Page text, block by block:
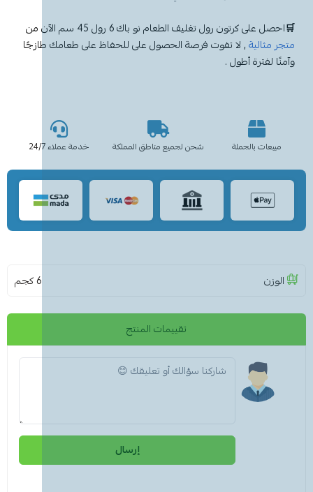
🛒احصل على كرتون رول تغليف الطعام نو باك 6 رول 45 سم الآن من
متجر مثالية, لا تفوت فرصة الحصول على للحفاظ على طعامك طازجًا
وآمنًا لفترة أطول .
مبيعات بالجملة شحن لجميع مناطق المملكة خدمة عملاء 24/7
الوزن 6 كجم
تقييمات المنتج
إرسال